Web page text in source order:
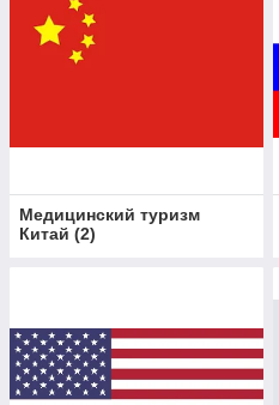
Медицинский туризм
Китай (2)